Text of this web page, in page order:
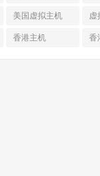
美国虚拟主机 虚
香港主机 香